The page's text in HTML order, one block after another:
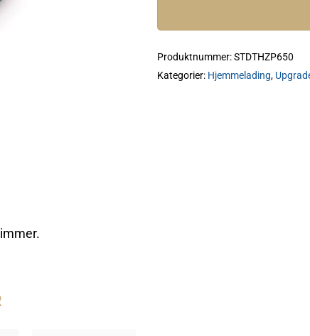
Produktnummer:STDTHZP650
Kategorier: Hjemmelading,